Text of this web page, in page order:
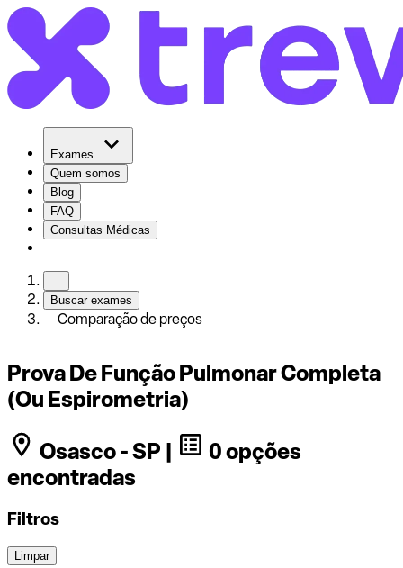
Exames
Quem somos
Blog
FAQ
Consultas Médicas
Buscar exames
Comparação de preços
Prova De Função Pulmonar Completa
(Ou Espirometria)
Osasco - SP |
0 opções
encontradas
Filtros
Limpar